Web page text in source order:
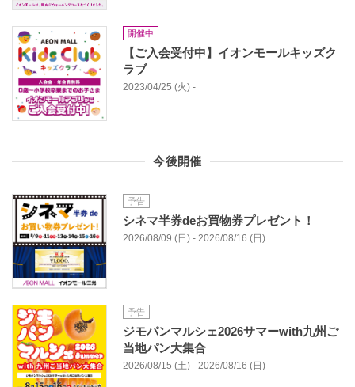
開催中
【ご入会受付中】イオンモールキッズク
ラブ
2023/04/25 (火) -
今後開催
予告
シネマ半券deお買物券プレゼント！
2026/08/09 (日) - 2026/08/16 (日)
予告
ジモパンマルシェ2026サマーwith九州ご
当地パン大集合
2026/08/15 (土) - 2026/08/16 (日)